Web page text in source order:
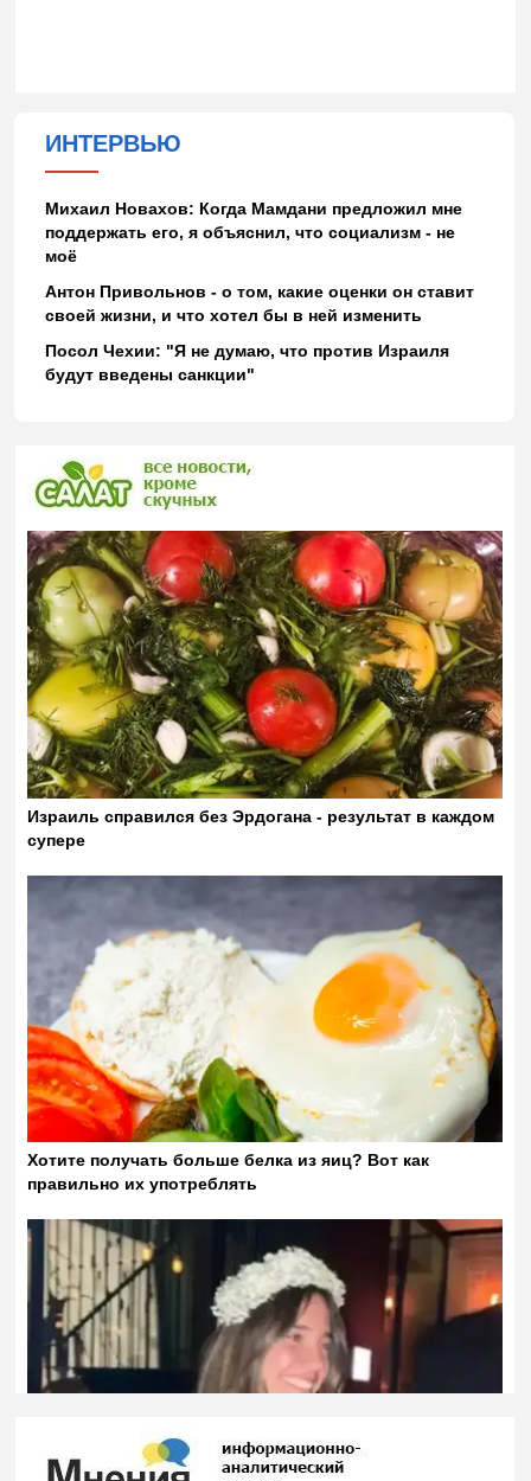
ИНТЕРВЬЮ
Михаил Новахов: Когда Мамдани предложил мне
поддержать его, я объяснил, что социализм - не
моё
Антон Привольнов - о том, какие оценки он ставит
своей жизни, и что хотел бы в ней изменить
Посол Чехии: "Я не думаю, что против Израиля
будут введены санкции"